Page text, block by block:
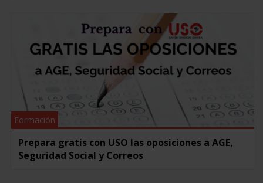
Formación
Prepara gratis con USO las oposiciones a AGE,
Seguridad Social y Correos